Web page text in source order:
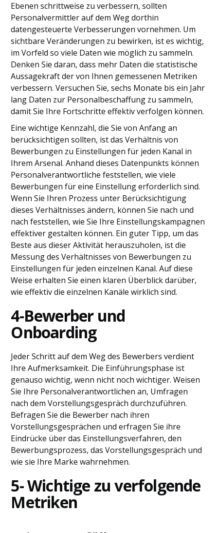
Ebenen schrittweise zu verbessern, sollten
Personalvermittler auf dem Weg dorthin
datengesteuerte Verbesserungen vornehmen. Um
sichtbare Veränderungen zu bewirken, ist es wichtig,
im Vorfeld so viele Daten wie möglich zu sammeln.
Denken Sie daran, dass mehr Daten die statistische
Aussagekraft der von Ihnen gemessenen Metriken
verbessern. Versuchen Sie, sechs Monate bis ein Jahr
lang Daten zur Personalbeschaffung zu sammeln,
damit Sie Ihre Fortschritte effektiv verfolgen können.
Eine wichtige Kennzahl, die Sie von Anfang an
berücksichtigen sollten, ist das Verhältnis von
Bewerbungen zu Einstellungen für jeden Kanal in
Ihrem Arsenal. Anhand dieses Datenpunkts können
Personalverantwortliche feststellen, wie viele
Bewerbungen für eine Einstellung erforderlich sind.
Wenn Sie Ihren Prozess unter Berücksichtigung
dieses Verhältnisses ändern, können Sie nach und
nach feststellen, wie Sie Ihre Einstellungskampagnen
effektiver gestalten können. Ein guter Tipp, um das
Beste aus dieser Aktivität herauszuholen, ist die
Messung des Verhältnisses von Bewerbungen zu
Einstellungen für jeden einzelnen Kanal. Auf diese
Weise erhalten Sie einen klaren Überblick darüber,
wie effektiv die einzelnen Kanäle wirklich sind.
4-Bewerber und
Onboarding
Jeder Schritt auf dem Weg des Bewerbers verdient
Ihre Aufmerksamkeit. Die Einführungsphase ist
genauso wichtig, wenn nicht noch wichtiger. Weisen
Sie Ihre Personalverantwortlichen an, Umfragen
nach dem Vorstellungsgespräch durchzuführen.
Befragen Sie die Bewerber nach ihren
Vorstellungsgesprächen und erfragen Sie ihre
Eindrücke über das Einstellungsverfahren, den
Bewerbungsprozess, das Vorstellungsgespräch und
wie sie Ihre Marke wahrnehmen.
5- Wichtige zu verfolgende
Metriken